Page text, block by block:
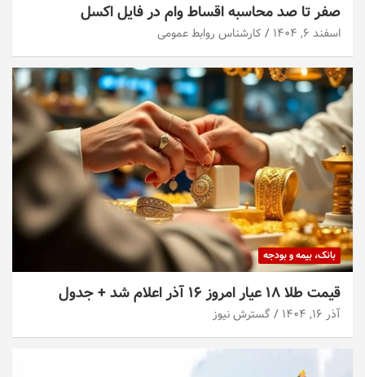
صفر تا صد محاسبه اقساط وام در فایل اکسل
اسفند ۶, ۱۴۰۴ کارشناس روابط عمومی
بانک، بیمه و بودجه
قیمت طلا ۱۸ عیار امروز ۱۶ آذر اعلام شد + جدول
آذر ۱۶, ۱۴۰۴ گسترش نیوز